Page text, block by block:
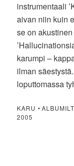
instrumentaali
aivan niin kuin
se on
karumpi –
ilman
loputtomassa
KARU •
2005